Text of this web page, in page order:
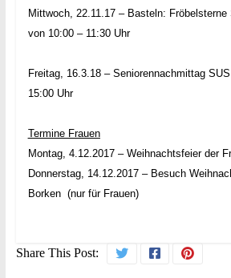
Mittwoch, 22.11.17 – Basteln: Fröbelsterne
von 10:00 – 11:30 Uhr
Freitag, 16.3.18 – Seniorennachmittag
15:00 Uhr
Termine Frauen
Montag, 4.12.2017 – Weihnachtsfeier der
Donnerstag, 14.12.2017 – Besuch
Borken (nur für Frauen)
Share This Post: